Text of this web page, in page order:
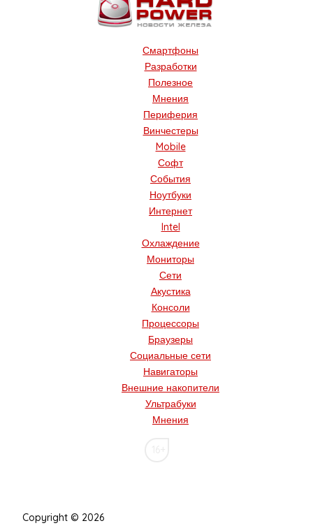
Смартфоны
Разработки
Полезное
Мнения
Периферия
Винчестеры
Mobile
Софт
События
Ноутбуки
Интернет
Intel
Охлаждение
Мониторы
Сети
Акустика
Консоли
Процессоры
Браузеры
Социальные сети
Навигаторы
Внешние накопители
Ультрабуки
Мнения
Copyright © 2026